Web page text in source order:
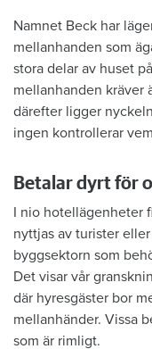
Namnet Beck har
mellanhanden som
stora delar av huset
mellanhanden kräver
därefter ligger
ingen kontrollerar
Betalar dyrt för
I nio hotellägenheter
nyttjas av turister
byggsektorn som
Det visar vår
där hyresgäster bor
mellanhänder. Vissa
som är rimligt.